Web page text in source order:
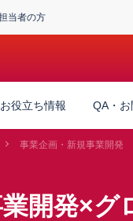
当者の方
お役立ち情報 QA・
事業企画・新規事業開発
開発×